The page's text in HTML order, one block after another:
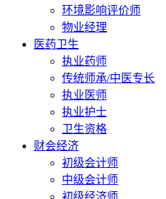
环境影响评价师
物业经理
医药卫生
执业药师
传统师承/中医专长
执业医师
执业护士
卫生资格
财会经济
初级会计师
中级会计师
初级经济师